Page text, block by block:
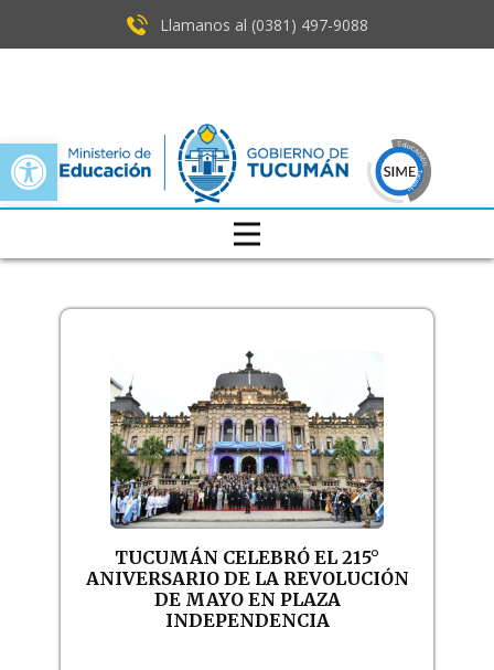
Open toolbar
Llamanos al (0381) ​497-9088
TUCUMÁN CELEBRÓ EL 215°
ANIVERSARIO DE LA REVOLUCIÓN
DE MAYO EN PLAZA
INDEPENDENCIA